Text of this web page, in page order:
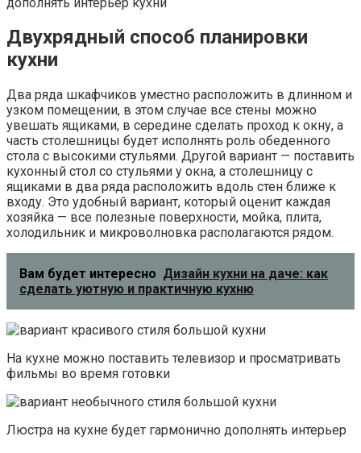
Двухрядный способ планировки
кухни
Два ряда шкафчиков уместно расположить в длинном и
узком помещении, в этом случае все стены можно
увешать ящиками, в середине сделать проход к окну, а
часть столешницы будет исполнять роль обеденного
стола с высокими стульями. Другой вариант — поставить
кухонный стол со стульями у окна, а столешницу с
ящиками в два ряда расположить вдоль стен ближе к
входу. Это удобный вариант, который оценит каждая
хозяйка — все полезные поверхности, мойка, плита,
холодильник и микроволновка располагаются рядом.
Вам будет интересно Дизайн кухни на даче: как
сделать уютную и практичную кухню
На кухне можно поставить телевизор и просматривать
фильмы во время готовки
Люстра на кухне будет гармонично дополнять интерьер